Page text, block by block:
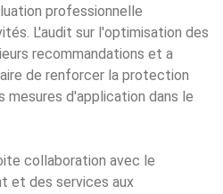
professionnelle
L'audit sur l'optimisation des
recommandations et a
de renforcer la protection
d'application dans le
collaboration avec le
et des services aux